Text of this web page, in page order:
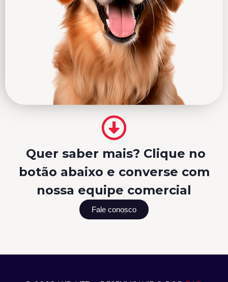
Quer saber mais? Clique no
botão abaixo e converse com
nossa equipe comercial
Fale conosco